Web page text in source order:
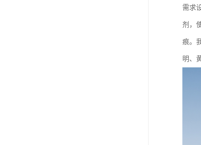
需求
剂，
痕。
明、